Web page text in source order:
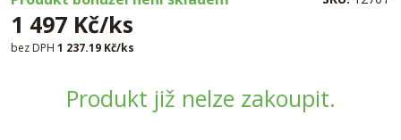
1 497 Kč/ks
bez DPH 1 237.19 Kč/ks
Produkt již nelze zakoupit.